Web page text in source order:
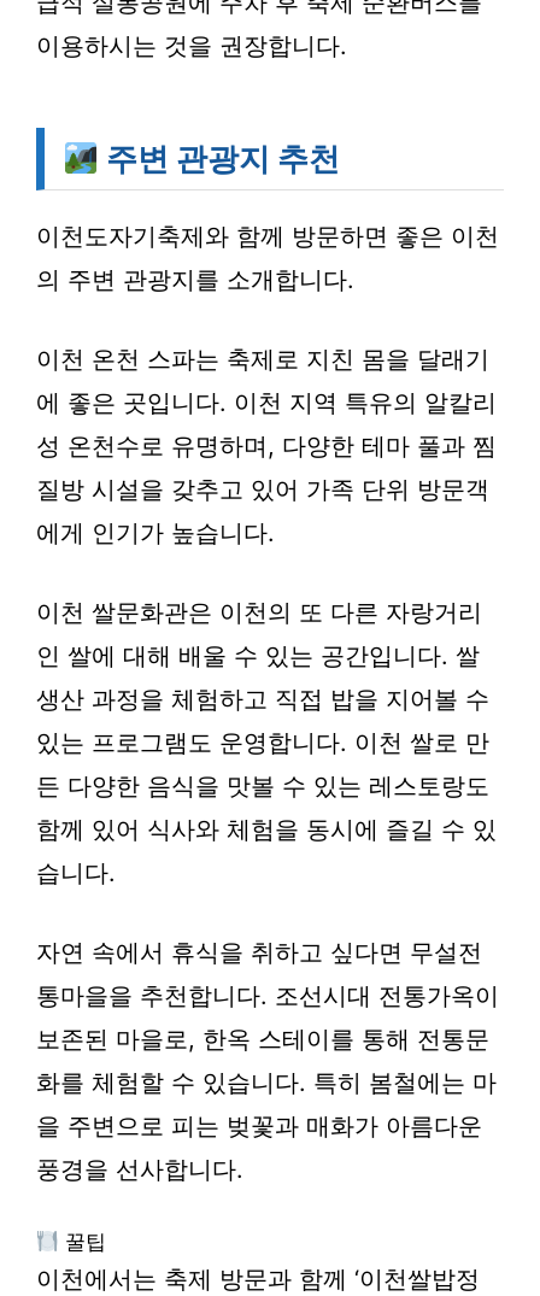
이용하시는 것을 권장합니다.
주변 관광지 추천
이천도자기축제와 함께 방문하면 좋은 이천
의 주변 관광지를 소개합니다.
이천 온천 스파는 축제로 지친 몸을 달래기
에 좋은 곳입니다. 이천 지역 특유의 알칼리
성 온천수로 유명하며, 다양한 테마 풀과 찜
질방 시설을 갖추고 있어 가족 단위 방문객
에게 인기가 높습니다.
이천 쌀문화관은 이천의 또 다른 자랑거리
인 쌀에 대해 배울 수 있는 공간입니다. 쌀
생산 과정을 체험하고 직접 밥을 지어볼 수
있는 프로그램도 운영합니다. 이천 쌀로 만
든 다양한 음식을 맛볼 수 있는 레스토랑도
함께 있어 식사와 체험을 동시에 즐길 수 있
습니다.
자연 속에서 휴식을 취하고 싶다면 무설전
통마을을 추천합니다. 조선시대 전통가옥이
보존된 마을로, 한옥 스테이를 통해 전통문
화를 체험할 수 있습니다. 특히 봄철에는 마
을 주변으로 피는 벚꽃과 매화가 아름다운
풍경을 선사합니다.
꿀팁
이천에서는 축제 방문과 함께 ‘이천쌀밥정